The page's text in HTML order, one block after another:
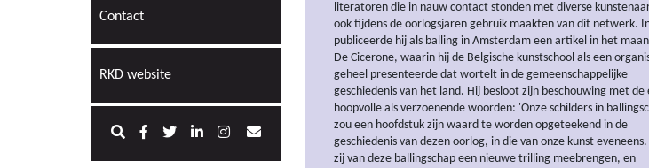
Contact
RKD website
literatoren die in nauw contact stonden met diverse
ook tijdens de oorlogsjaren gebruik maakten van dit netwerk.
publiceerde hij als balling in Amsterdam een artikel in het
De Cicerone, waarin hij de Belgische kunstschool als een
geheel presenteerde dat wortelt in de gemeenschappelijke
geschiedenis van het land. Hij besloot zijn beschouwing met de
hoopvolle als verzoenende woorden: 'Onze schilders in
zou een hoofdstuk zijn waard te worden opgeteekend in de
geschiedenis van dezen oorlog, in die van onze kunst
zij van deze ballingschap een nieuwe trilling meebrengen, en